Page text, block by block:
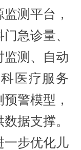
测平台，
急诊量、
监测、自动
医疗服务
警模型，
据支撑。
一步优化儿